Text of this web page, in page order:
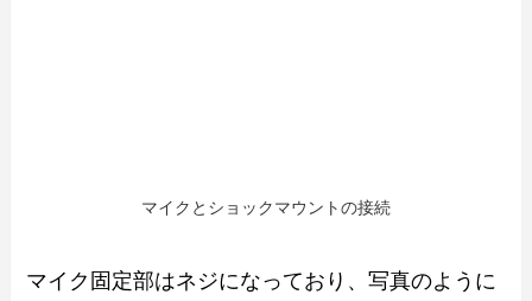
マイクとショックマウントの接続
マイク固定部はネジになっており、写真のように